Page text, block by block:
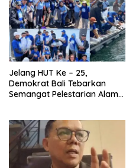
Jelang HUT Ke – 25,
Demokrat Bali Tebarkan
Semangat Pelestarian Alam